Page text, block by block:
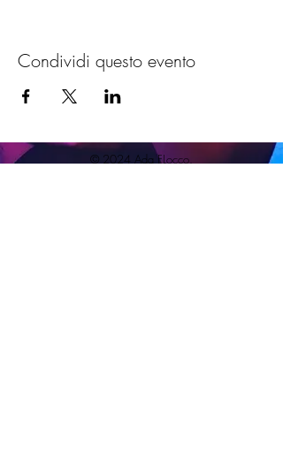
Condividi questo evento
© 2024 Ada FLocco.